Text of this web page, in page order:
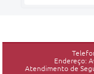
Endereço:
Atendimento de